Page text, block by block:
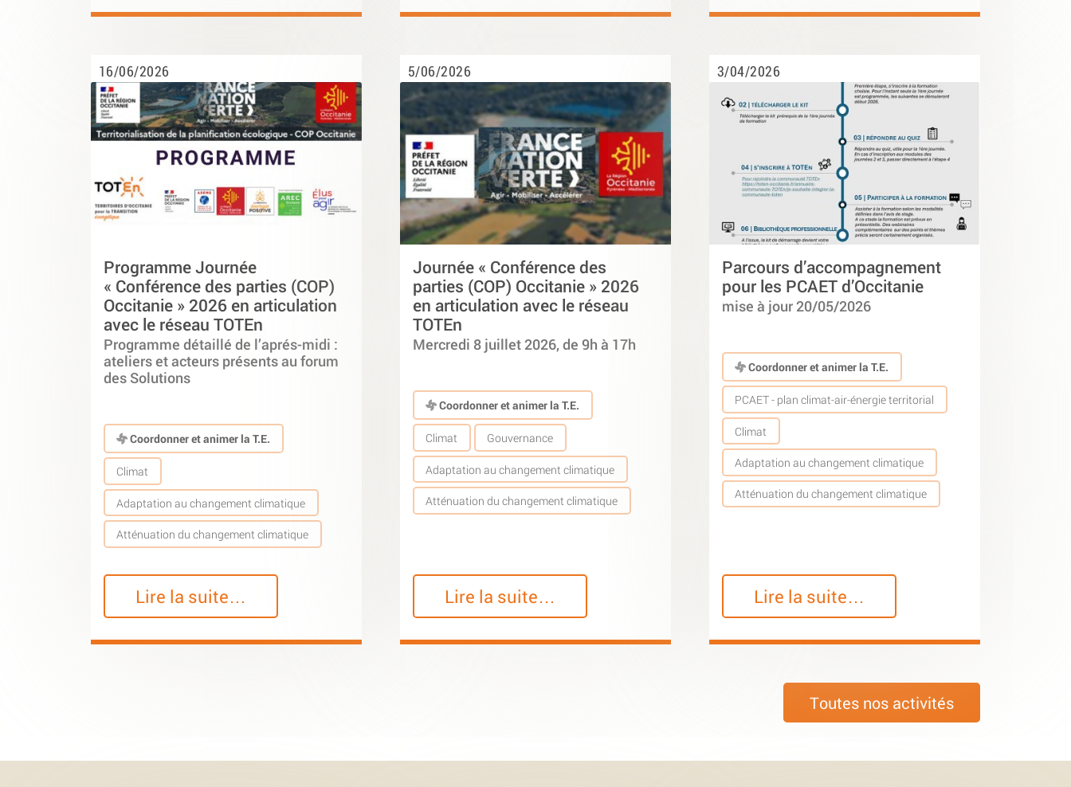
16/06/2026
Programme Journée
« Conférence des parties (COP)
Occitanie » 2026 en articulation
avec le réseau TOTEn
Programme détaillé de l’aprés-midi :
ateliers et acteurs présents au forum
des Solutions
Coordonner et animer la T.E.
Climat
Adaptation au changement climatique
Atténuation du changement climatique
Lire la suite…
5/06/2026
Journée « Conférence des
parties (COP) Occitanie » 2026
en articulation avec le réseau
TOTEn
Mercredi 8 juillet 2026, de 9h à 17h
Coordonner et animer la T.E.
Climat Gouvernance
Adaptation au changement climatique
Atténuation du changement climatique
Lire la suite…
3/04/2026
Parcours d’accompagnement
pour les PCAET d’Occitanie
mise à jour 20/05/2026
Coordonner et animer la T.E.
PCAET - plan climat-air-énergie territorial
Climat
Adaptation au changement climatique
Atténuation du changement climatique
Lire la suite…
Toutes nos activités